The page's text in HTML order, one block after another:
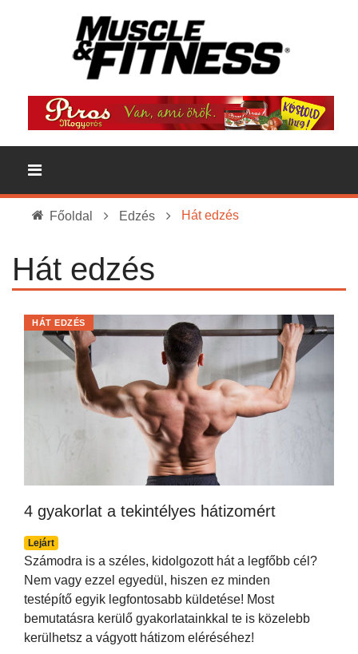
Főoldal Edzés Hát edzés
Hát edzés
4 gyakorlat a tekintélyes hátizomért
Lejárt
HÁT EDZÉS
Számodra is a széles, kidolgozott hát a legfőbb cél?
Nem vagy ezzel egyedül, hiszen ez minden
testépítő egyik legfontosabb küldetése! Most
bemutatásra kerülő gyakorlatainkkal te is közelebb
kerülhetsz a vágyott hátizom eléréséhez!